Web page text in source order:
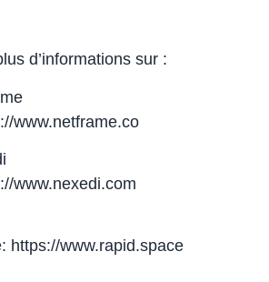
d’informations sur :
www.netframe.co
www.nexedi.com
https://www.rapid.space